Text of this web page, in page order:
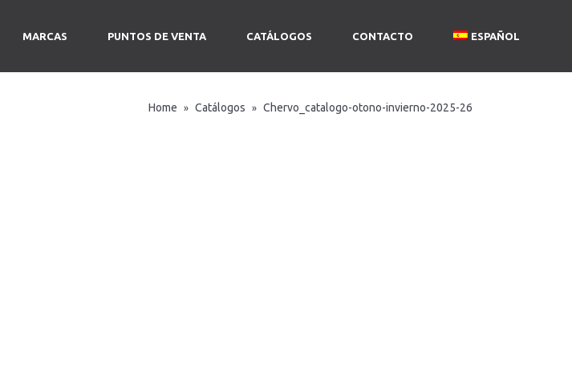
MARCAS PUNTOS DE VENTA CATÁLOGOS CONTACTO ESPAÑOL
Home » Catálogos » Chervo_catalogo-otono-invierno-2025-26